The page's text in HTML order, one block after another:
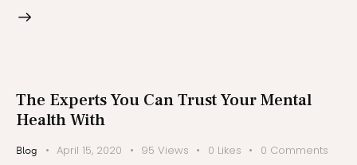
The Experts You Can Trust Your Mental
Health With
Blog April 15, 2020 95 Views 0 Likes 0 Comments